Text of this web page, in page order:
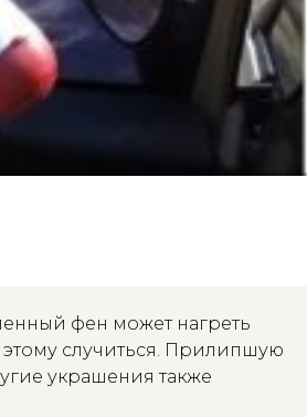
фен может нагреть
этому случиться. Прилипшую
украшения также